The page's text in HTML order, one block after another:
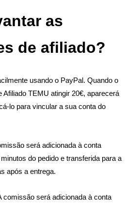
as
de afiliado?
usando o PayPal. Quando o
Afiliado TEMU atingir 20€, aparecerá
lo para vincular a sua conta do
será adicionada à conta
do pedido e transferida para a
após a entrega.
comissão será adicionada à conta